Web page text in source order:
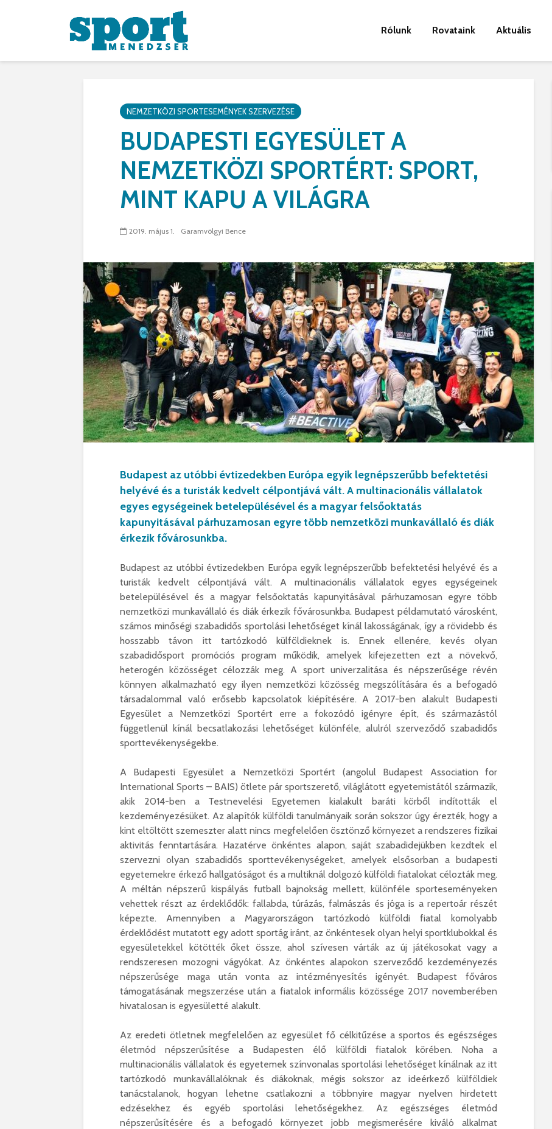
Rólunk Rovataink Aktuális
NEMZETKÖZI SPORTESEMÉNYEK SZERVEZÉSE
BUDAPESTI EGYESÜLET A
NEMZETKÖZI SPORTÉRT: SPORT,
MINT KAPU A VILÁGRA
2019. május 1. Garamvölgyi Bence
Budapest az utóbbi évtizedekben Európa egyik legnépszerűbb befektetési
helyévé és a turisták kedvelt célpontjává vált. A multinacionális vállalatok
egyes egységeinek betelepülésével és a magyar felsőoktatás
kapunyitásával párhuzamosan egyre több nemzetközi munkavállaló és diák
érkezik fővárosunkba.
Budapest az utóbbi évtizedekben Európa egyik legnépszerűbb befektetési helyévé és a
turisták kedvelt célpontjává vált. A multinacionális vállalatok egyes egységeinek
betelepülésével és a magyar felsőoktatás kapunyitásával párhuzamosan egyre több
nemzetközi munkavállaló és diák érkezik fővárosunkba. Budapest példamutató városként,
számos minőségi szabadidős sportolási lehetőséget kínál lakosságának, így a rövidebb és
hosszabb távon itt tartózkodó külföldieknek is. Ennek ellenére, kevés olyan
szabadidősport promóciós program működik, amelyek kifejezetten ezt a növekvő,
heterogén közösséget célozzák meg. A sport univerzalitása és népszerűsége révén
könnyen alkalmazható egy ilyen nemzetközi közösség megszólítására és a befogadó
társadalommal való erősebb kapcsolatok kiépítésére. A 2017-ben alakult Budapesti
Egyesület a Nemzetközi Sportért erre a fokozódó igényre épít, és származástól
függetlenül kínál becsatlakozási lehetőséget különféle, alulról szerveződő szabadidős
sporttevékenységekbe.
A Budapesti Egyesület a Nemzetközi Sportért (angolul Budapest Association for
International Sports – BAIS) ötlete pár sportszerető, világlátott egyetemistától származik,
akik 2014-ben a Testnevelési Egyetemen kialakult baráti körből indították el
kezdeményezésüket. Az alapítók külföldi tanulmányaik során sokszor úgy érezték, hogy a
kint eltöltött szemeszter alatt nincs megfelelően ösztönző környezet a rendszeres fizikai
aktivitás fenntartására. Hazatérve önkéntes alapon, saját szabadidejükben kezdtek el
szervezni olyan szabadidős sporttevékenységeket, amelyek elsősorban a budapesti
egyetemekre érkező hallgatóságot és a multiknál dolgozó külföldi fiatalokat célozták meg.
A méltán népszerű kispályás futball bajnokság mellett, különféle sporteseményeken
vehettek részt az érdeklődők: fallabda, túrázás, falmászás és jóga is a repertoár részét
képezte. Amennyiben a Magyarországon tartózkodó külföldi fiatal komolyabb
érdeklődést mutatott egy adott sportág iránt, az önkéntesek olyan helyi sportklubokkal és
egyesületekkel kötötték őket össze, ahol szívesen várták az új játékosokat vagy a
rendszeresen mozogni vágyókat. Az önkéntes alapokon szerveződő kezdeményezés
népszerűsége maga után vonta az intézményesítés igényét. Budapest főváros
támogatásának megszerzése után a fiatalok informális közössége 2017 novemberében
hivatalosan is egyesületté alakult.
Az eredeti ötletnek megfelelően az egyesület fő célkitűzése a sportos és egészséges
életmód népszerűsítése a Budapesten élő külföldi fiatalok körében. Noha a
multinacionális vállalatok és egyetemek színvonalas sportolási lehetőséget kínálnak az itt
tartózkodó munkavállalóknak és diákoknak, mégis sokszor az ideérkező külföldiek
tanácstalanok, hogyan lehetne csatlakozni a többnyire magyar nyelven hirdetett
edzésekhez és egyéb sportolási lehetőségekhez. Az egészséges életmód
népszerűsítésére és a befogadó környezet jobb megismerésére kiváló alkalmat